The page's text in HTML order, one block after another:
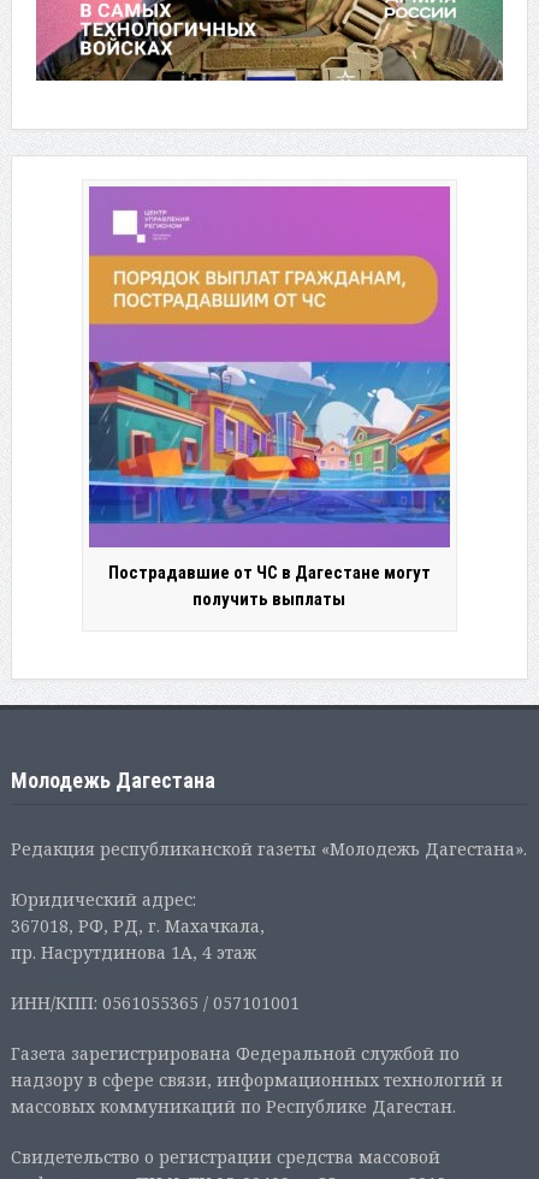
Пострадавшие от ЧС в Дагестане могут
получить выплаты
Молодежь Дагестана
Редакция республиканской газеты «Молодежь Дагестана».
Юридический адрес:
367018, РФ, РД, г. Махачкала,
пр. Насрутдинова 1А, 4 этаж
ИНН/КПП: 0561055365 / 057101001
Газета зарегистрирована Федеральной службой по
надзору в сфере связи, информационных технологий и
массовых коммуникаций по Республике Дагестан.
Свидетельство о регистрации средства массовой